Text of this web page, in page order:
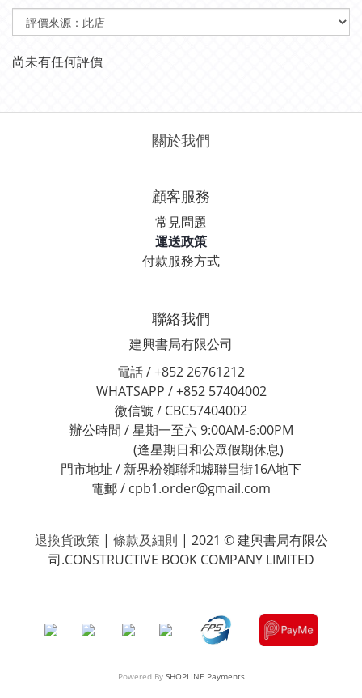
尚未有任何評價
關於我們
顧客服務
常見問題
運送政策
付款服務方式
聯絡我們
建興書局有限公司
電話 / +852 26761212
WHATSAPP / +852 57404002
微信號 / CBC57404002
辦公時間 / 星期一至六 9:00AM-6:00PM
(逢星期日和公眾假期休息)
門市地址 / 新界粉嶺聯和墟聯昌街16A地下
電郵 / cpb1.order@gmail.com
退換貨政策| 條款及細則 | 2021 © 建興書局有限公
司.CONSTRUCTIVE BOOK COMPANY LIMITED
Powered By SHOPLINE Payments